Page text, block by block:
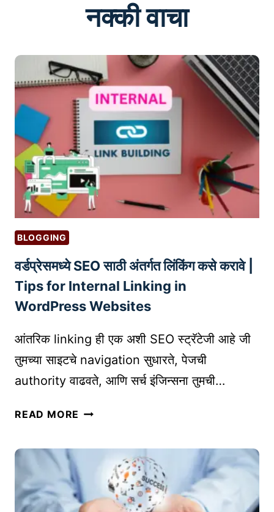
नक्की वाचा
BLOGGING
वर्डप्रेसमध्ये SEO साठी अंतर्गत लिंकिंग कसे करावे |
Tips for Internal Linking in
WordPress Websites
आंतरिक linking ही एक अशी SEO स्ट्रॅटेजी आहे जी
तुमच्या साइटचे navigation सुधारते, पेजची
authority वाढवते, आणि सर्च इंजिन्सना तुमची…
READ MORE व
म
ध्ये
S